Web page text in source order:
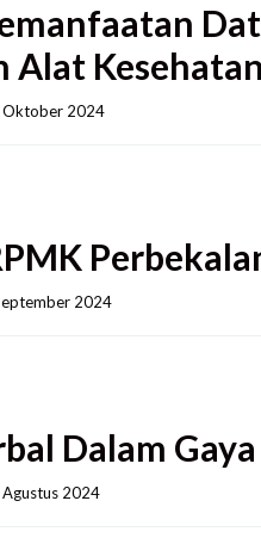
Alat Kesehatan
Oktober 2024
2024
Dalam
Agustus 2024